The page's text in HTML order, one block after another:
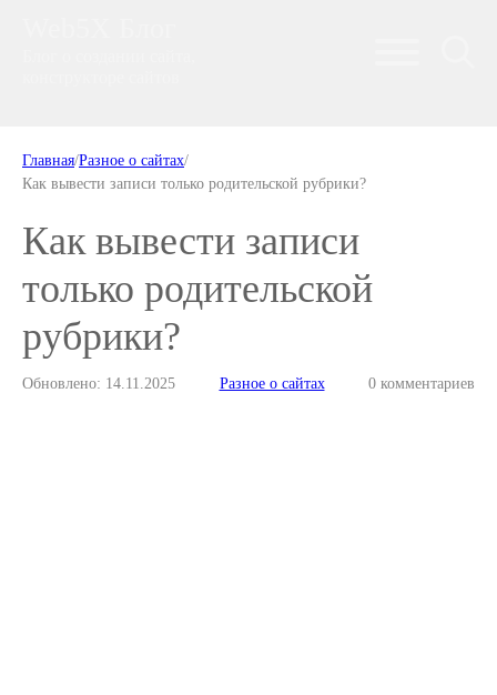
Главная/Разное о сайтах/
Как вывести записи только родительской рубрики?
Как вывести записи
только родительской
рубрики?
Обновлено: 14.11.2025 Разное о сайтах 0 комментариев